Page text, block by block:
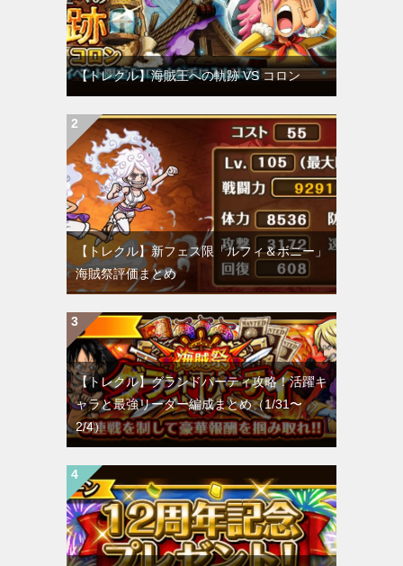
【トレクル】海賊王への軌跡 VS コロン
【トレクル】新フェス限「ルフィ＆ボニー」
海賊祭評価まとめ
【トレクル】グランドパーティ攻略！活躍キ
ャラと最強リーダー編成まとめ（1/31〜
2/4）